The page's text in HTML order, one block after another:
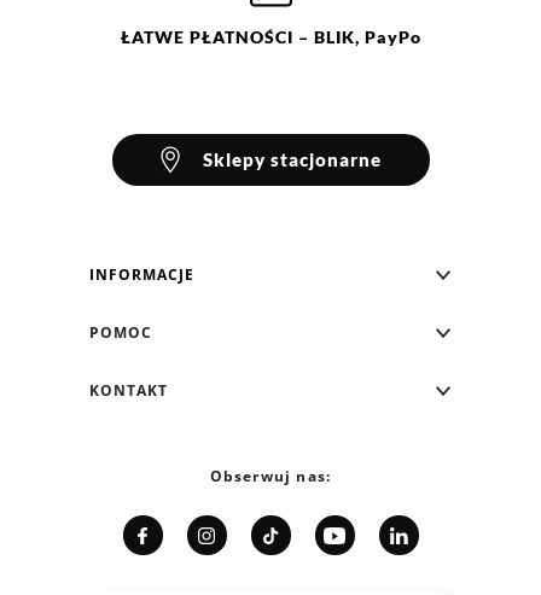
ŁATWE PŁATNOŚCI – BLIK, PayPo
Sklepy stacjonarne
INFORMACJE
Klub Greenpoint
Współpraca
POMOC
Zwrot/Wymiana
KONTAKT
Telefon: 12 287 07 07
Pn. - pt.: 8:00 - 15:00
Relacje inwestorskie
Obserwuj nas: